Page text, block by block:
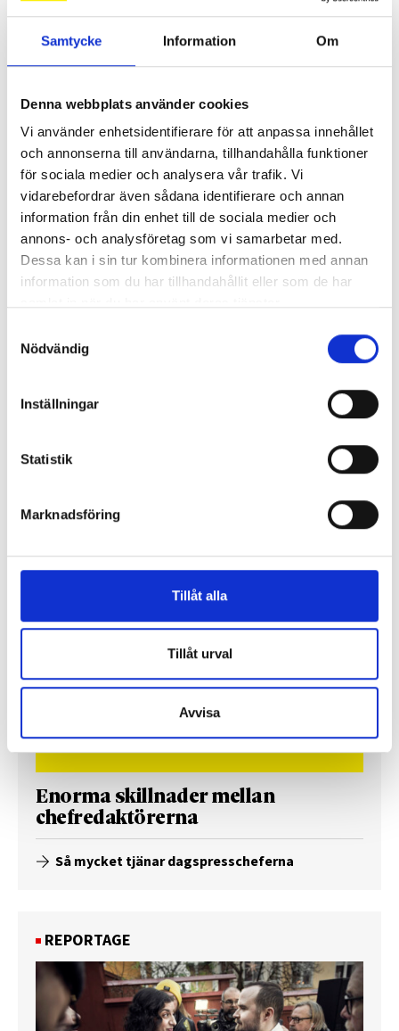
Samtycke Information Om
Denna webbplats använder cookies
Vi använder enhetsidentifierare för att anpassa innehållet
och annonserna till användarna, tillhandahålla funktioner
för sociala medier och analysera vår trafik. Vi
vidarebefordrar även sådana identifierare och annan
information från din enhet till de sociala medier och
annons- och analysföretag som vi samarbetar med.
Dessa kan i sin tur kombinera informationen med annan
information som du har tillhandahållit eller som de har
Nödvändig
Inställningar
Statistik
Marknadsföring
Tillåt alla
Tillåt urval
Avvisa
Lönerna – redaktion för redaktion
Så mycket tjänar vi – och våra chefer
Så mycket tjänar 260 mediechefer
Enorma skillnader mellan
chefredaktörerna
Så mycket tjänar dagspresscheferna
REPORTAGE